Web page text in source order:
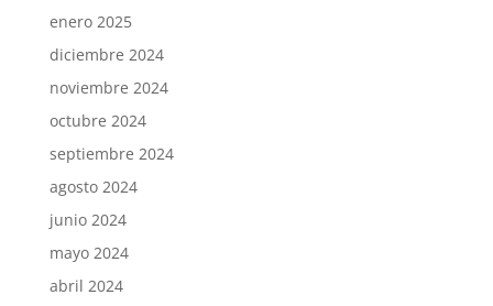
enero 2025
diciembre 2024
noviembre 2024
octubre 2024
septiembre 2024
agosto 2024
junio 2024
mayo 2024
abril 2024